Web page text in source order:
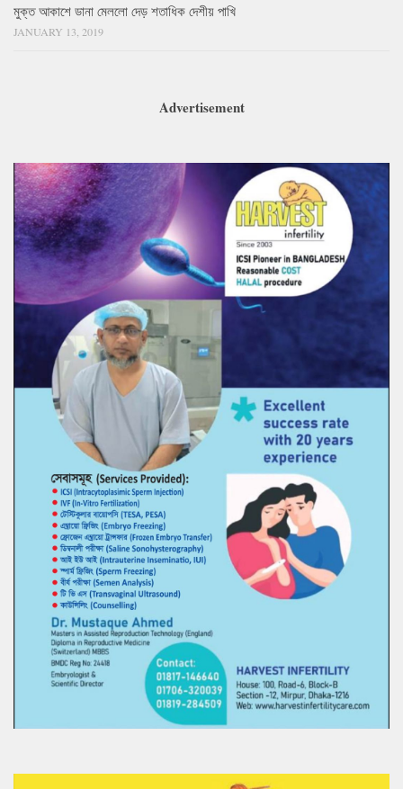
মুক্ত আকাশে ডানা মেললো দেড় শতাধিক দেশীয় পাখি
JANUARY 13, 2019
Advertisement